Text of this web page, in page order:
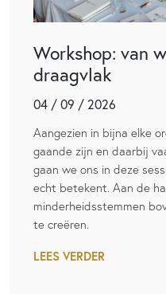
Workshop: van
draagvlak
04 / 09 / 2026
Aangezien in bijna elke
gaande zijn en daarbij
gaan we ons in deze
echt betekent. Aan de
minderheidsstemmen
te creëren.
LEES VERDER